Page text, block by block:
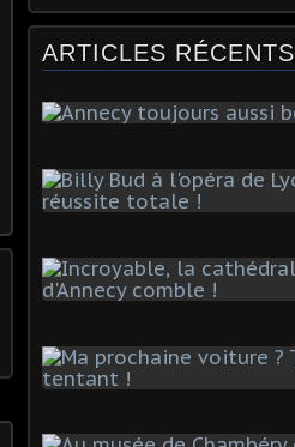
ARTICLES RÉCENTS